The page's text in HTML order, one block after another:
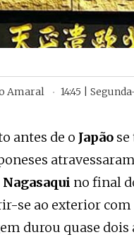
Amaral 14:45 |
antes de o Japãose
Nagasaqui no final
se ao exterior
durou quase dois